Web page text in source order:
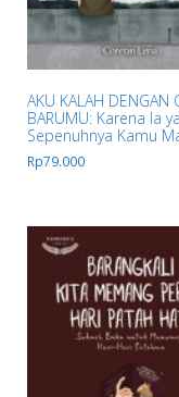
AKU KALAH DENGAN
BARUMU: Karena Ia
Sepenuhnya Kamu
Rp79.000